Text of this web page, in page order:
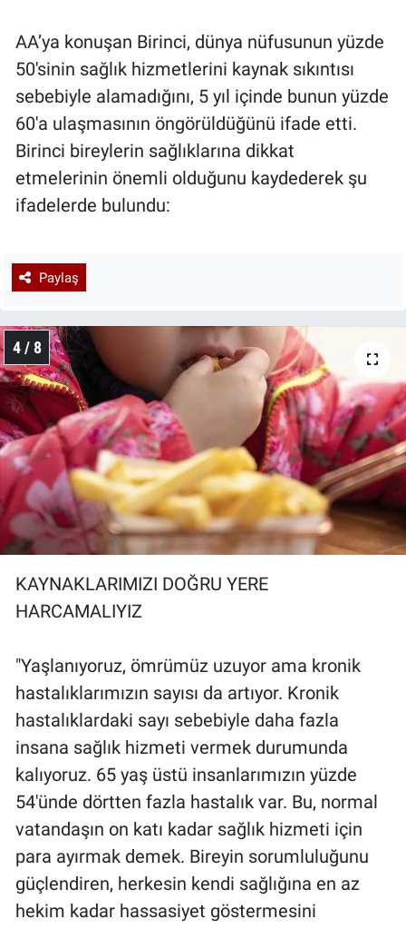
AA’ya konuşan Birinci, dünya nüfusunun yüzde
50'sinin sağlık hizmetlerini kaynak sıkıntısı
sebebiyle alamadığını, 5 yıl içinde bunun yüzde
60'a ulaşmasının öngörüldüğünü ifade etti.
Birinci bireylerin sağlıklarına dikkat
etmelerinin önemli olduğunu kaydederek şu
ifadelerde bulundu:
Paylaş
4 / 8
KAYNAKLARIMIZI DOĞRU YERE
HARCAMALIYIZ
"Yaşlanıyoruz, ömrümüz uzuyor ama kronik
hastalıklarımızın sayısı da artıyor. Kronik
hastalıklardaki sayı sebebiyle daha fazla
insana sağlık hizmeti vermek durumunda
kalıyoruz. 65 yaş üstü insanlarımızın yüzde
54'ünde dörtten fazla hastalık var. Bu, normal
vatandaşın on katı kadar sağlık hizmeti için
para ayırmak demek. Bireyin sorumluluğunu
güçlendiren, herkesin kendi sağlığına en az
hekim kadar hassasiyet göstermesini